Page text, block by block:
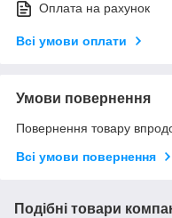
Оплата на рахунок
Всі умови оплати
Умови повернення
Повернення товару
Всі умови повернення
Подібні товари